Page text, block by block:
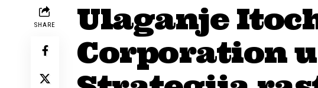
SHARE
Ulaganje
Corporation u